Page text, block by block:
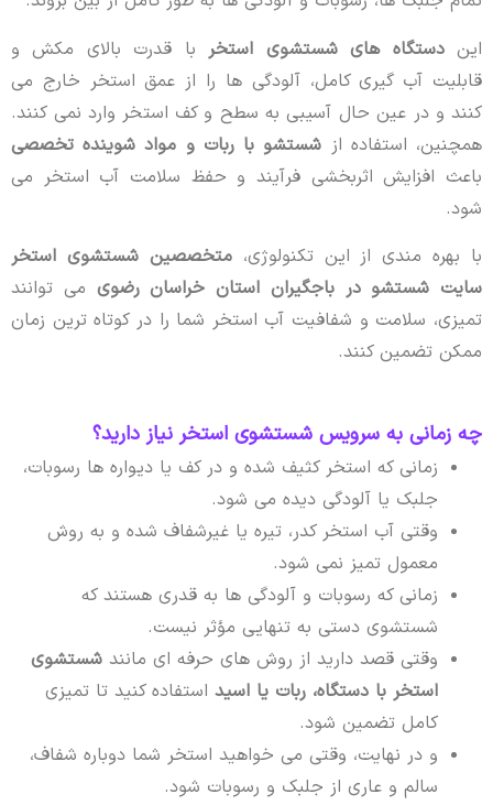
این دستگاه های شستشوی استخربا قدرت بالای مکش و
قابلیت آب گیری کامل، آلودگی ها را از عمق استخر خارج می
کنند و در عین حال آسیبی به سطح و کف استخر وارد نمی کنند.
همچنین، استفاده از شستشو با ربات و مواد شوینده تخصصی
باعث افزایش اثربخشی فرآیند و حفظ سلامت آب استخر می
شود.
با بهره مندی از این تکنولوژی، متخصصین شستشوی استخر
سایت شستشو در باجگیران استان خراسان رضویمی توانند
تمیزی، سلامت و شفافیت آب استخر شما را در کوتاه ترین زمان
ممکن تضمین کنند.
چه زمانی به سرویس شستشوی استخر نیاز دارید؟
زمانی که استخر کثیف شده و در کف یا دیواره ها رسوبات،
جلبک یا آلودگی دیده می شود.
وقتی آب استخر کدر، تیره یا غیرشفاف شده و به روش
معمول تمیز نمی شود.
زمانی که رسوبات و آلودگی ها به قدری هستند که
شستشوی دستی به تنهایی مؤثر نیست.
وقتی قصد دارید از روش های حرفه ای مانند شستشوی
استخر با دستگاه، ربات یا اسیداستفاده کنید تا تمیزی
کامل تضمین شود.
و در نهایت، وقتی می خواهید استخر شما دوباره شفاف،
سالم و عاری از جلبک و رسوبات شود.